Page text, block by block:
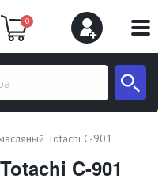
0
Totachi C-901
C-901